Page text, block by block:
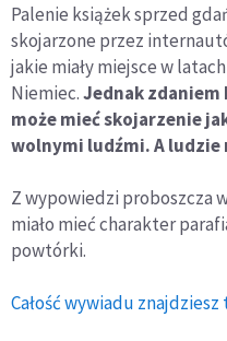
Palenie książek sprzed
skojarzone przez
jakie miały miejsce w
Niemiec.Jednak zdaniem
może mieć skojarzenie
wolnymi ludźmi. A ludzie
Z wypowiedzi proboszcza
miało mieć charakter
powtórki.
Całość wywiadu